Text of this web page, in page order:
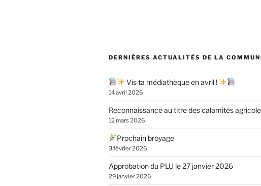
DERNIÈRES ACTUALITÉS DE LA
Vis ta médiathèque en avril !
14 avril 2026
Reconnaissance au titre des calamités
12 mars 2026
Prochain broyage
3 février 2026
Approbation du PLU le 27 janvier 2026
29 janvier 2026